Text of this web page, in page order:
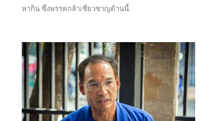
หากิน ซึ่งพรรคกล้าเชี่ยวชาญด้านนี้